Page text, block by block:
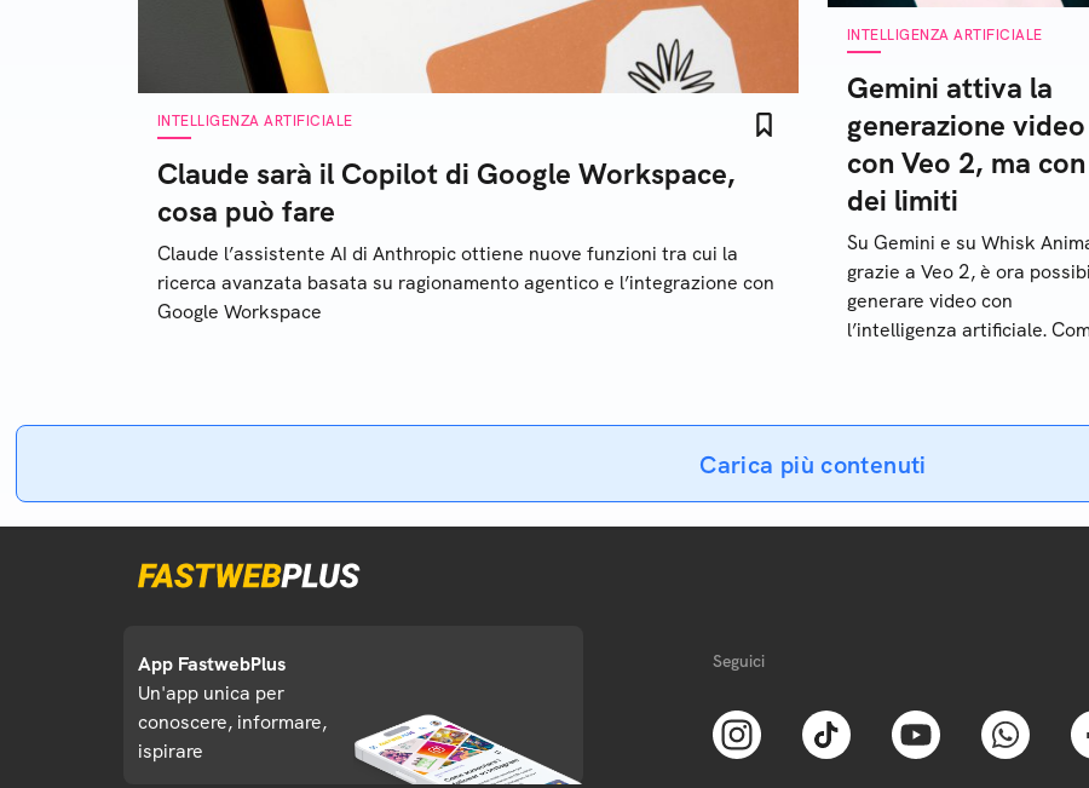
INTELLIGENZA ARTIFICIALE
Claude sarà il Copilot di Google Workspace,
cosa può fare
Claude l’assistente AI di Anthropic ottiene nuove funzioni tra cui la
ricerca avanzata basata su ragionamento agentico e l’integrazione con
Google Workspace
INTELLIGENZA ARTIFICIALE
Gemini attiva la
generazione video
con Veo 2, ma con
dei limiti
Su Gemini e su Whisk
grazie a Veo 2, è ora
generare video con
l’intelligenza artificiale.
Carica più contenuti
App FastwebPlus
Un'app unica per
conoscere, informare,
ispirare
Seguici